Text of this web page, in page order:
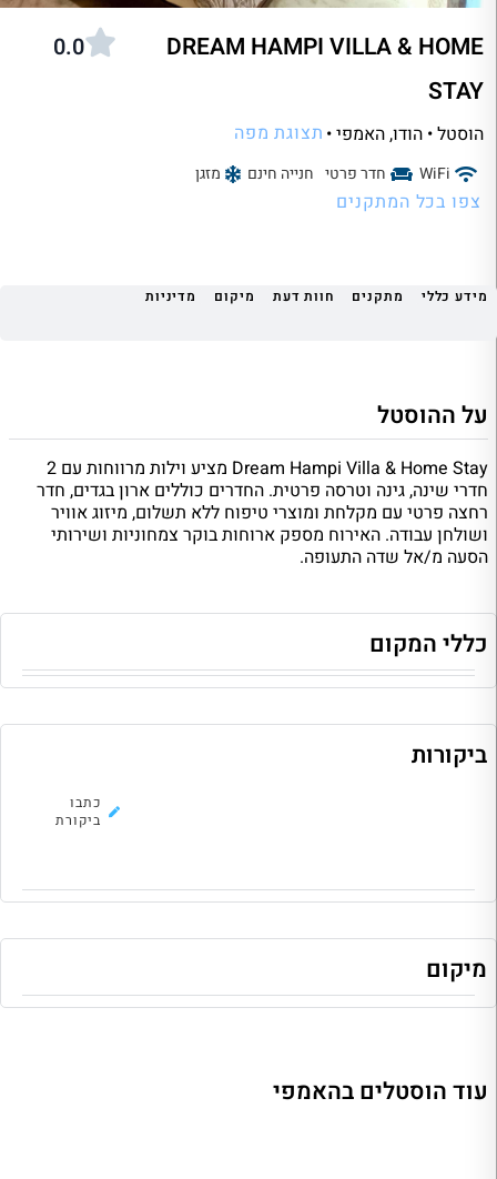
DREAM HAMPI VILLA & HOME
STAY
0.0
הוסטל • הודו, האמפי • תצוגת מפה
WiFi חדר פרטי חנייה חינם מזגן
צפו בכל המתקנים
מידע כללי מתקנים חוות דעת מיקום מדיניות
על ההוסטל
Dream Hampi Villa & Home Stay מציע וילות מרווחות עם 2
חדרי שינה, גינה וטרסה פרטית. החדרים כוללים ארון בגדים, חדר
רחצה פרטי עם מקלחת ומוצרי טיפוח ללא תשלום, מיזוג אוויר
ושולחן עבודה. האירוח מספק ארוחות בוקר צמחוניות ושירותי
הסעה מ/אל שדה התעופה.
כללי המקום
ביקורות
כתבו
ביקורת
מיקום
עוד הוסטלים בהאמפי